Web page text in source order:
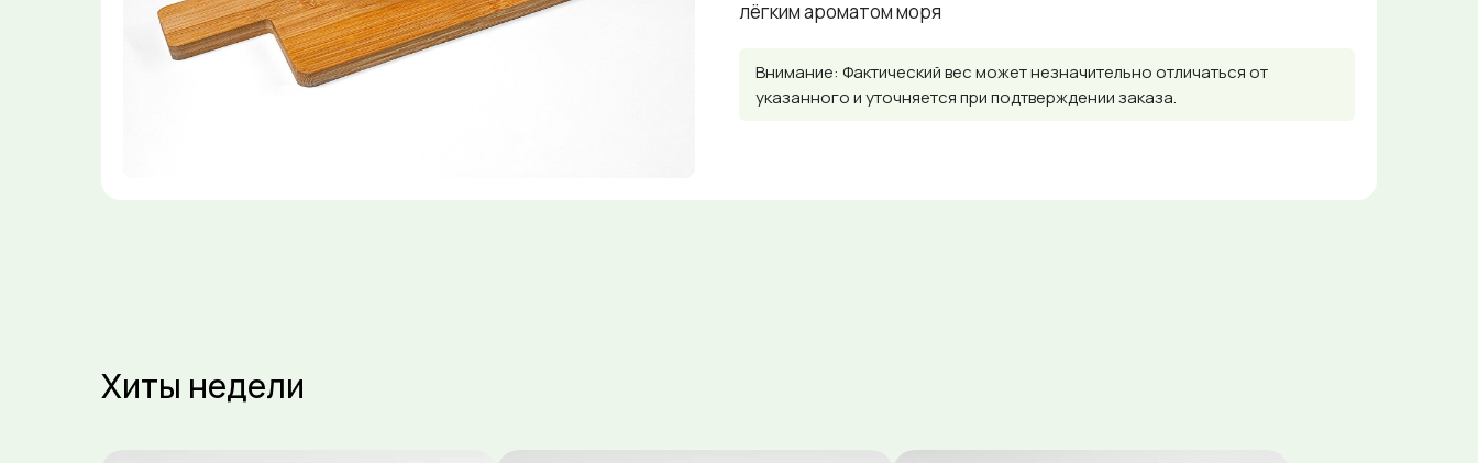
лёгким ароматом моря
Внимание: Фактический вес может незначительно отличаться от
указанного и уточняется при подтверждении заказа.
Хиты недели